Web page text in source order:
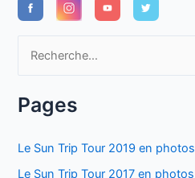
hPages
Le Sun Trip Tour 2019 en photos
Le Sun Trip Tour 2017 en photos